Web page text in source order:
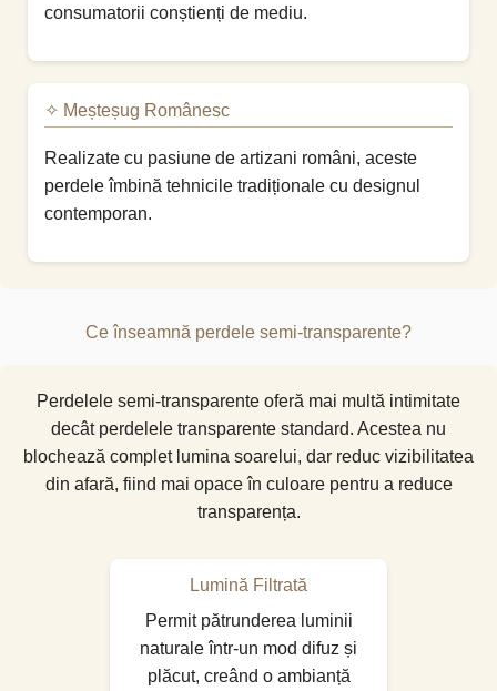
consumatorii conștienți de mediu.
✧ Meșteșug Românesc
Realizate cu pasiune de artizani români, aceste
perdele îmbină tehnicile tradiționale cu designul
contemporan.
Ce înseamnă perdele semi-transparente?
Perdelele semi-transparente oferă mai multă intimitate
decât perdelele transparente standard. Acestea nu
blochează complet lumina soarelui, dar reduc vizibilitatea
din afară, fiind mai opace în culoare pentru a reduce
transparența.
Lumină Filtrată
Permit pătrunderea luminii
naturale într-un mod difuz și
plăcut, creând o ambianță